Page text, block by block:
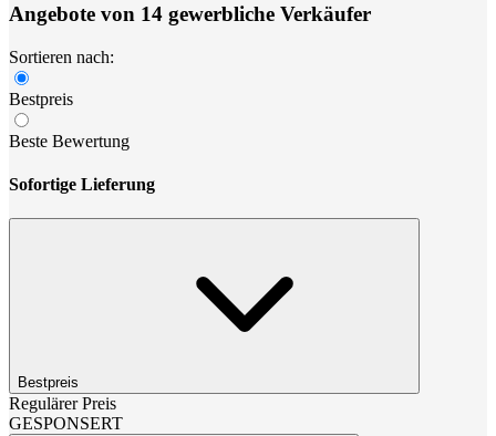
Angebote von 14 gewerbliche Verkäufer
Sortieren nach:
Bestpreis
Beste Bewertung
Sofortige Lieferung
Bestpreis
Regulärer Preis
GESPONSERT